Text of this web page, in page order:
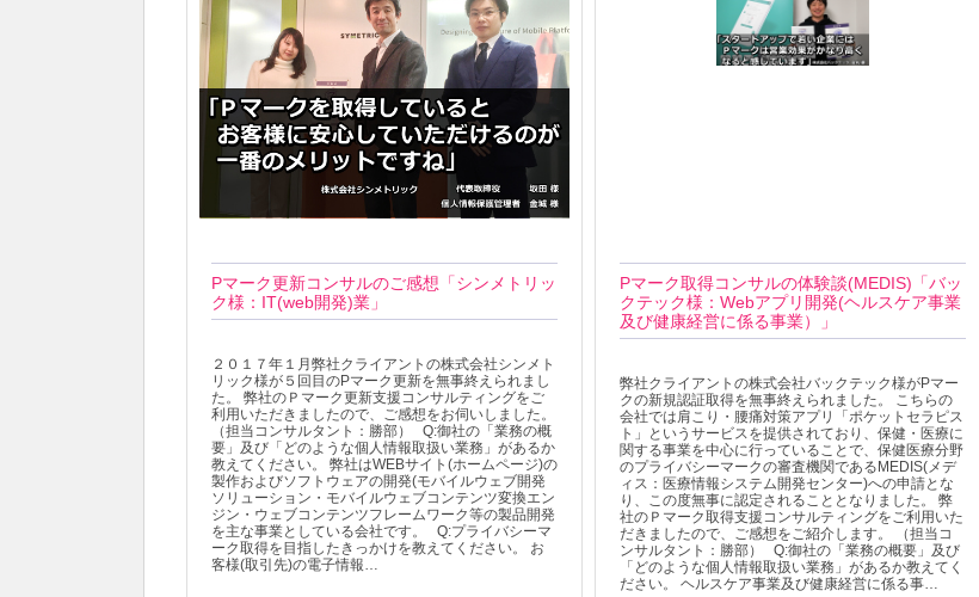
Pマーク更新コンサルのご感想「シンメトリッ
ク様：IT(web開発)業」
２０１７年１月弊社クライアントの株式会社シンメト
リック様が５回目のPマーク更新を無事終えられまし
た。 弊社のＰマーク更新支援コンサルティングをご
利用いただきましたので、ご感想をお伺いしました。
（担当コンサルタント：勝部） Q:御社の「業務の概
要」及び「どのような個人情報取扱い業務」があるか
教えてください。 弊社はWEBサイト(ホームページ)の
製作およびソフトウェアの開発(モバイルウェブ開発
ソリューション・モバイルウェブコンテンツ変換エン
ジン・ウェブコンテンツフレームワーク等の製品開発
を主な事業としている会社です。 Q:プライバシーマ
ーク取得を目指したきっかけを教えてください。 お
客様(取引先)の電子情報…
Pマーク取得コンサルの体験談(MEDIS)「バッ
クテック様：Webアプリ開発(ヘルスケア事業
及び健康経営に係る事業）」
弊社クライアントの株式会社バックテック様がPマー
クの新規認証取得を無事終えられました。 こちらの
会社では肩こり・腰痛対策アプリ「ポケットセラピス
ト」というサービスを提供されており、保健・医療に
関する事業を中心に行っていることで、保健医療分野
のプライバシーマークの審査機関であるMEDIS(メデ
ィス：医療情報システム開発センター)への申請とな
り、この度無事に認定されることとなりました。 弊
社のＰマーク取得支援コンサルティングをご利用いた
だきましたので、ご感想をご紹介します。 （担当コ
ンサルタント：勝部） Q:御社の「業務の概要」及び
「どのような個人情報取扱い業務」があるか教えてく
ださい。 ヘルスケア事業及び健康経営に係る事…